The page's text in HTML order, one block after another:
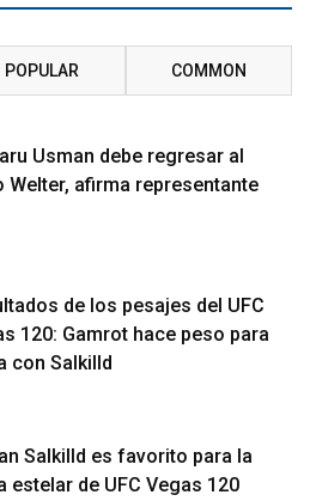
POPULAR COMMON
Usman debe regresar al
Welter, afirma representante
de los pesajes del UFC
120: Gamrot hace peso para
con Salkilld
Salkilld es favorito para la
estelar de UFC Vegas 120